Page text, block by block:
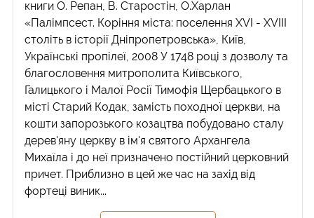
книги О. Репан, В. Старостін, О.Харлан
«Палімпсест. Коріння міста: поселення ХVI - ХVIII
століть в історії Дніпропетровська», Київ,
Українські пропілеї, 2008 У 1748 році з дозволу та
благословення митрополита Київського,
Галицького і Малої Росії Тимофія Щербацького в
місті Старий Кодак, замість походної церкви, на
кошти запорозького козацтва побудовано сталу
дерев'яну церкву в ім'я святого Архангела
Михаїла і до неї призначено постійний церковний
причет. Приблизно в цей же час на захід від
фортеці виник...